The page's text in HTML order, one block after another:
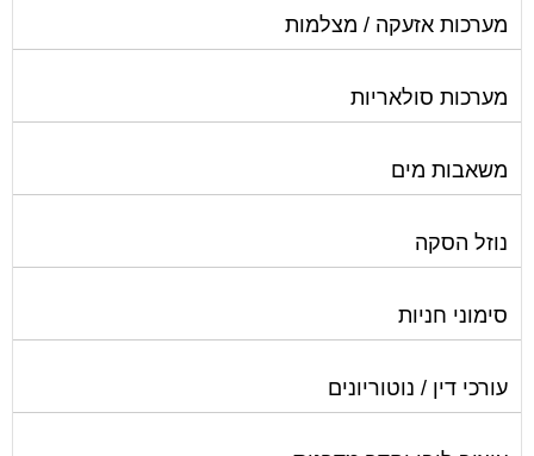
מערכות אזעקה / מצלמות
מערכות סולאריות
משאבות מים
נוזל הסקה
סימוני חניות
עורכי דין / נוטוריונים